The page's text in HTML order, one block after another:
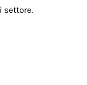
settore.